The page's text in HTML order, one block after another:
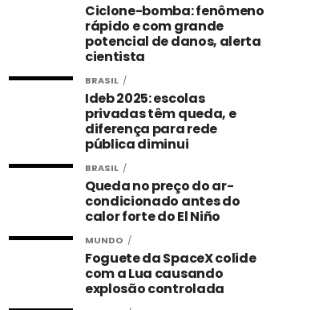
Ciclone-bomba: fenômeno
rápido e com grande
potencial de danos, alerta
cientista
BRASIL
Ideb 2025: escolas
privadas têm queda, e
diferença para rede
pública diminui
BRASIL
Queda no preço do ar-
condicionado antes do
calor forte do El Niño
MUNDO
Foguete da SpaceX colide
com a Lua causando
explosão controlada